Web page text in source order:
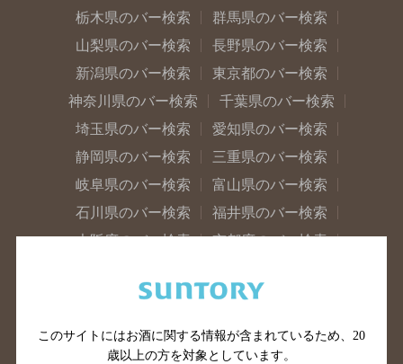
栃木県のバー検索
群馬県のバー検索
山梨県のバー検索
長野県のバー検索
新潟県のバー検索
東京都のバー検索
神奈川県のバー検索
千葉県のバー検索
埼玉県のバー検索
愛知県のバー検索
静岡県のバー検索
三重県のバー検索
岐阜県のバー検索
富山県のバー検索
石川県のバー検索
福井県のバー検索
大阪府のバー検索
京都府のバー検索
滋賀県のバー検索
和歌山県のバー検索
山口県のバー検索
鳥取県のバー検索
このサイトにはお酒に関する情報が含まれているため、 20
歳以上の方を対象としています。